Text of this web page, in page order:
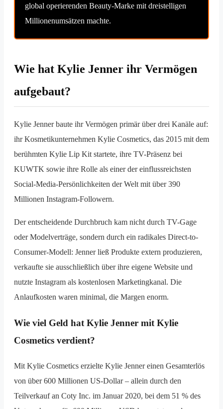
global operierenden Beauty-Marke mit dreistelligen
Millionenumsätzen machte.
Wie hat Kylie Jenner ihr Vermögen
aufgebaut?
Kylie Jenner baute ihr Vermögen primär über drei Kanäle auf:
ihr Kosmetikunternehmen Kylie Cosmetics, das 2015 mit dem
berühmten Kylie Lip Kit startete, ihre TV-Präsenz bei
KUWTK sowie ihre Rolle als einer der einflussreichsten
Social-Media-Persönlichkeiten der Welt mit über 390
Millionen Instagram-Followern.
Der entscheidende Durchbruch kam nicht durch TV-Gage
oder Modelverträge, sondern durch ein radikales Direct-to-
Consumer-Modell: Jenner ließ Produkte extern produzieren,
verkaufte sie ausschließlich über ihre eigene Website und
nutzte Instagram als kostenlosen Marketingkanal. Die
Anlaufkosten waren minimal, die Margen enorm.
Wie viel Geld hat Kylie Jenner mit Kylie
Cosmetics verdient?
Mit Kylie Cosmetics erzielte Kylie Jenner einen Gesamterlös
von über 600 Millionen US-Dollar – allein durch den
Teilverkauf an Coty Inc. im Januar 2020, bei dem 51 % des